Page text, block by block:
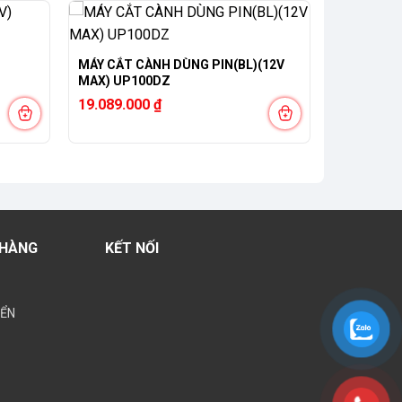
MÁY CẮT CÀNH DÙNG PIN(BL)(12V
MAX) UP100DZ
19.089.000 ₫
KẾT NỐI